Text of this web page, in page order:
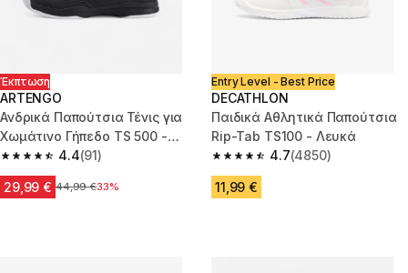
Έκπτωση
ARTENGO
Ανδρικά Παπούτσια Τένις για
Χωμάτινο Γήπεδο TS 500 -
Μαύρα/Κεραμιδί
4.4
4.4 out of 5 stars from 91 reviews
(91)
29,99 € Αρχική τιμή
44,99 €33%
Entry Level - Best Price
DECATHLON
Παιδικά Αθλητικά Παπούτσια
Rip-Tab TS100 - Λευκά
4.7
4.7 out of 5 stars from 4850
(4850)
11,99 €